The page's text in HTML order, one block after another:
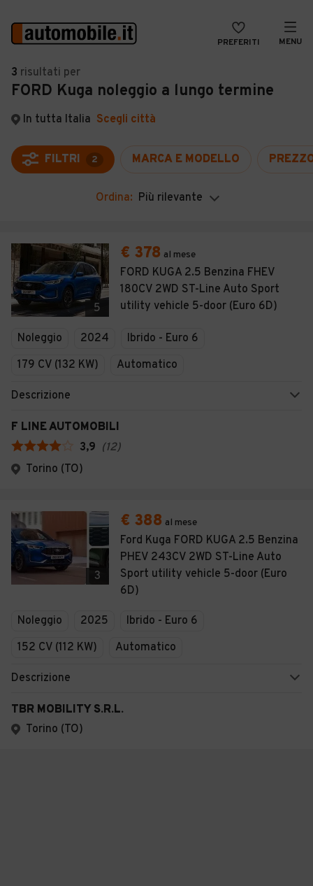
PREFERITI MENU
Auto
Auto usate
Auto Km 0
Auto Nuove
Noleggio a lungo termine
Moto
Camper
Veicoli Commerciali
VENDI
MAGAZINE
ACCEDI
3 risultati per
FORD Kuga noleggio a lungo termine
In tutta Italia Scegli città
FILTRI 2 MARCA E MODELLO
Ordina: Più rilevante
5
€ 378 al mese
FORD KUGA 2.5 Benzina FHEV
180CV 2WD ST-Line Auto Sport
utility vehicle 5-door (Euro 6D)
Noleggio 2024
Ibrido - Euro 6
179 CV (132 KW)
Automatico
Descrizione
F LINE AUTOMOBILI
3,9 (12)
Torino (TO)
3
€ 388 al mese
Ford Kuga FORD KUGA 2.5 Benzina
PHEV 243CV 2WD ST-Line Auto
Sport utility vehicle 5-door (Euro
6D)
Noleggio 2025
Ibrido - Euro 6
152 CV (112 KW)
Automatico
Descrizione
TBR MOBILITY S.R.L.
Torino (TO)